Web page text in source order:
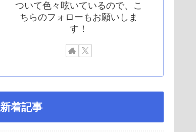
ついて色々呟いているので、こ
ちらのフォローもお願いしま
す！
新着記事